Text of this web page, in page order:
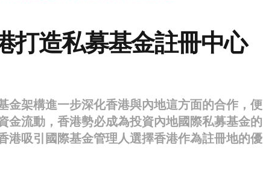
打造私募基金註冊中心
金架構進一步深化香港與內地這方面的合作，便
金流動，香港勢必成為投資內地國際私募基金的
港吸引國際基金管理人選擇香港作為註冊地的優